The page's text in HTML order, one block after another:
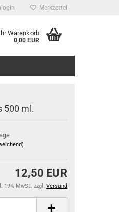
Merkzettel
Warenkorb
0,00 EUR
500 ml.
12,50 EUR
19% MwSt. zzgl. Versand